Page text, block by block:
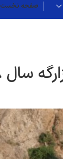
صفحه نخست
سال 88